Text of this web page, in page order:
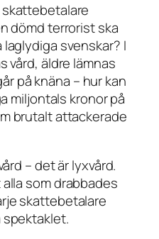
skattebetalare
dömd terrorist ska
svenskar? I
vård, äldre lämnas
på knäna – hur kan
miljontals kronor på
brutalt attackerade
– det är lyxvård.
som drabbades
skattebetalare
spektaklet.